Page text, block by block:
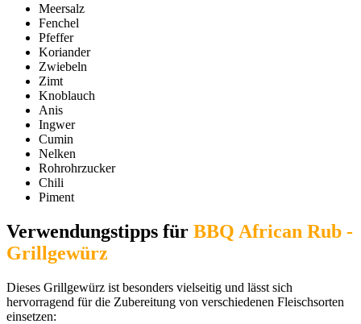
Meersalz
Fenchel
Pfeffer
Koriander
Zwiebeln
Zimt
Knoblauch
Anis
Ingwer
Cumin
Nelken
Rohrohrzucker
Chili
Piment
Verwendungstipps für BBQ African Rub -
Grillgewürz
Dieses Grillgewürz ist besonders vielseitig und lässt sich
hervorragend für die Zubereitung von verschiedenen Fleischsorten
einsetzen: